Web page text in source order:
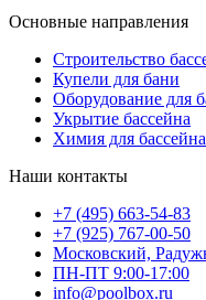
Основные направления
Строительство
Купели для бани
Оборудование для
Укрытие бассейна
Химия для бассейна
Наши контакты
+7 (495) 663-54-83
+7 (925) 767-00-50
Московский,
ПН-ПТ 9:00-17:00
info@poolbox.ru